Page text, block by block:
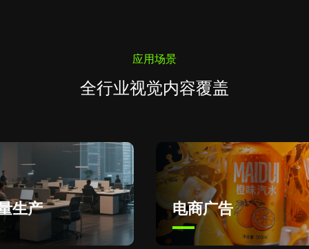
应用场景
全行业视觉内容覆盖
电商广告